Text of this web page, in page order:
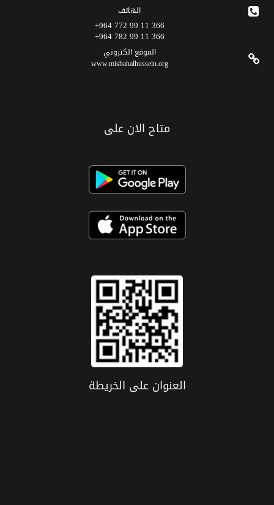
الهاتف
366 11 99 772 964+
366 11 99 782 964+
الموقع الکتروني
www.misbahalhussein.org
متاح الان على
العنوان علی الخریطة